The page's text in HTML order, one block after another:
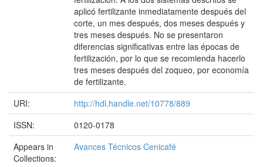
aplicó fertilizante inmediatamente después del
corte, un mes después, dos meses después y
tres meses después. No se presentaron
diferencias significativas entre las épocas de
fertilización, por lo que se recomienda hacerlo
tres meses después del zoqueo, por economía
de fertilizante.
URI:
http://hdl.handle.net/10778/889
ISSN:
0120-0178
Appears in
Collections:
Avances Técnicos Cenicafé